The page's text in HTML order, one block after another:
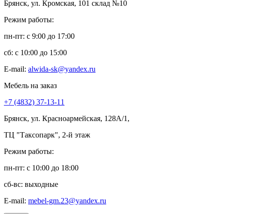
Брянск, ул. Кромская, 101 склад №10
Режим работы:
пн-пт: c 9:00 до 17:00
сб: c 10:00 до 15:00
E-mail: alwida-sk@yandex.ru
Мебель на заказ
+7 (4832) 37-13-11
Брянск, ул. Красноармейская, 128А/1,
ТЦ "Таксопарк", 2-й этаж
Режим работы:
пн-пт: c 10:00 до 18:00
сб-вс: выходные
E-mail: mebel-gm.23@yandex.ru